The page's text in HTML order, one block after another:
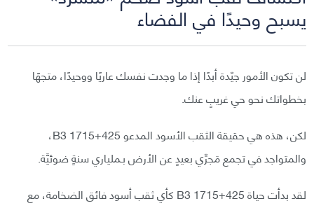
يسبح وحيدًا في الفضاء
لن تكون الأمور جيّدة أبدًا إذا ما وجدت نفسك عاريًا ووحيدًا، متجهًا
بخطواتك نحو حي غريبٍ عنك.
لكن، هذه هي حقيقة الثقب الأسود المدعو B3 1715+425،
والمتواجد في تجمع مَجرِّي بعيدٍ عن الأرض بـملياري سنةٍ ضوئيَّة.
لقد بدأت حياة B3 1715+425 كأي ثقب أسود فائق الضخامة، مع